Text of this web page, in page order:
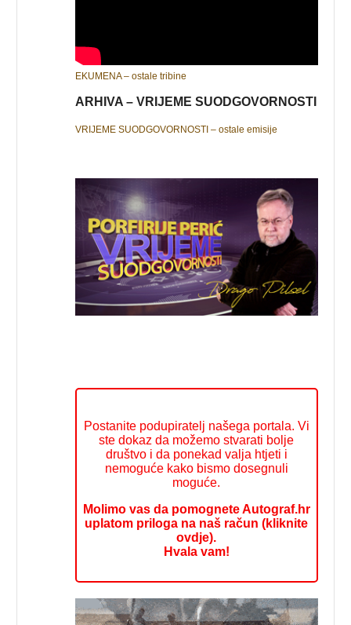
EKUMENA – ostale tribine
ARHIVA – VRIJEME SUODGOVORNOSTI
VRIJEME SUODGOVORNOSTI – ostale emisije
Postanite podupiratelj našega portala. Vi
ste dokaz da možemo stvarati bolje
društvo i da ponekad valja htjeti i
nemoguće kako bismo dosegnuli
moguće.
Molimo vas da pomognete Autograf.hr
uplatom priloga na naš račun (kliknite
ovdje).
Hvala vam!